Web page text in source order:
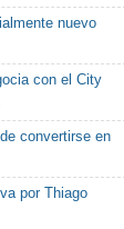
nuevo
con el City
convertirse en
por Thiago